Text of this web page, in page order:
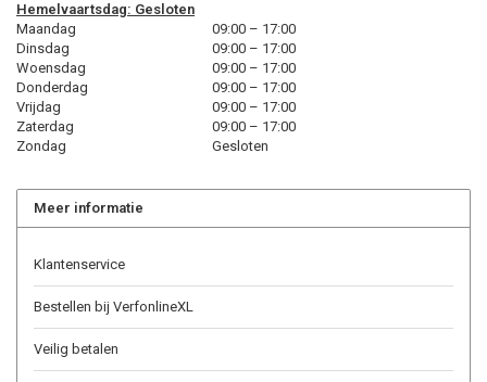
Hemelvaartsdag: Gesloten
Maandag
09:00 – 17:00
Dinsdag
09:00 – 17:00
Woensdag
09:00 – 17:00
Donderdag
09:00 – 17:00
Vrijdag
09:00 – 17:00
Zaterdag
09:00 – 17:00
Zondag
Gesloten
Meer informatie
Klantenservice
Bestellen bij VerfonlineXL
Veilig betalen